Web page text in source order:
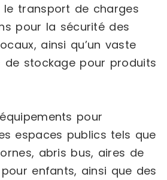
transport de charges
pour la sécurité des
ainsi qu’un vaste
de stockage pour produits
équipements pour
espaces publics tels que
abris bus, aires de
enfants, ainsi que des